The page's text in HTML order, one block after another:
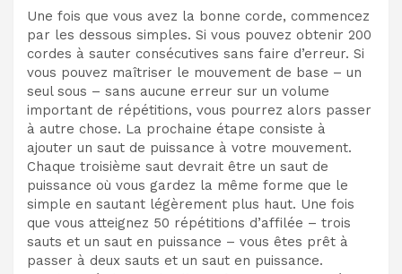
Une fois que vous avez la bonne corde, commencez
par les dessous simples. Si vous pouvez obtenir 200
cordes à sauter consécutives sans faire d’erreur. Si
vous pouvez maîtriser le mouvement de base – un
seul sous – sans aucune erreur sur un volume
important de répétitions, vous pourrez alors passer
à autre chose. La prochaine étape consiste à
ajouter un saut de puissance à votre mouvement.
Chaque troisième saut devrait être un saut de
puissance où vous gardez la même forme que le
simple en sautant légèrement plus haut. Une fois
que vous atteignez 50 répétitions d’affilée – trois
sauts et un saut en puissance – vous êtes prêt à
passer à deux sauts et un saut en puissance.